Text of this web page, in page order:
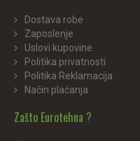
Dostava robe
Zaposlenje
Uslovi kupovine
Politika privatnosti
Politika Reklamacija
Način plaćanja
Zašto Eurotehna ?